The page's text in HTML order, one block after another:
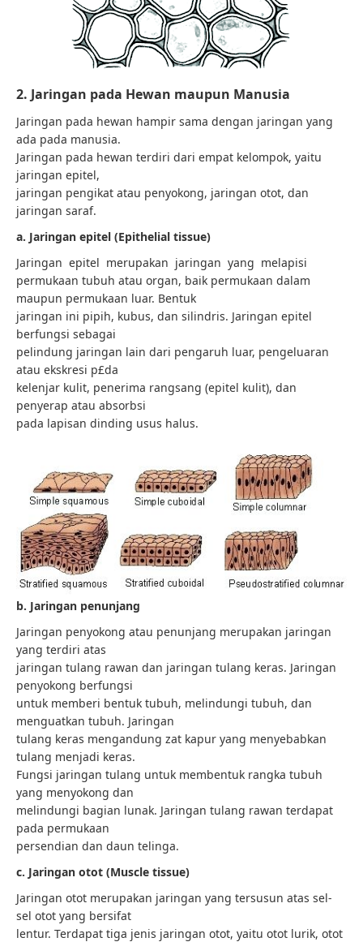
2. Jaringan pada Hewan maupun Manusia
Jaringan pada hewan hampir sama dengan jaringan yang
ada pada manusia.
Jaringan pada hewan terdiri dari empat kelompok, yaitu
jaringan epitel,
jaringan pengikat atau penyokong, jaringan otot, dan
jaringan saraf.
a. Jaringan epitel (Epithelial tissue)
Jaringan epitel merupakan jaringan yang melapisi
permukaan tubuh atau organ, baik permukaan dalam
maupun permukaan luar. Bentuk
jaringan ini pipih, kubus, dan silindris. Jaringan epitel
berfungsi sebagai
pelindung jaringan lain dari pengaruh luar, pengeluaran
atau ekskresi p£da
kelenjar kulit, penerima rangsang (epitel kulit), dan
penyerap atau absorbsi
pada lapisan dinding usus halus.
b. Jaringan penunjang
Jaringan penyokong atau penunjang merupakan jaringan
yang terdiri atas
jaringan tulang rawan dan jaringan tulang keras. Jaringan
penyokong berfungsi
untuk memberi bentuk tubuh, melindungi tubuh, dan
menguatkan tubuh. Jaringan
tulang keras mengandung zat kapur yang menyebabkan
tulang menjadi keras.
Fungsi jaringan tulang untuk membentuk rangka tubuh
yang menyokong dan
melindungi bagian lunak. Jaringan tulang rawan terdapat
pada permukaan
persendian dan daun telinga.
c. Jaringan otot (Muscle tissue)
Jaringan otot merupakan jaringan yang tersusun atas sel-
sel otot yang bersifat
lentur. Terdapat tiga jenis jaringan otot, yaitu otot lurik, otot